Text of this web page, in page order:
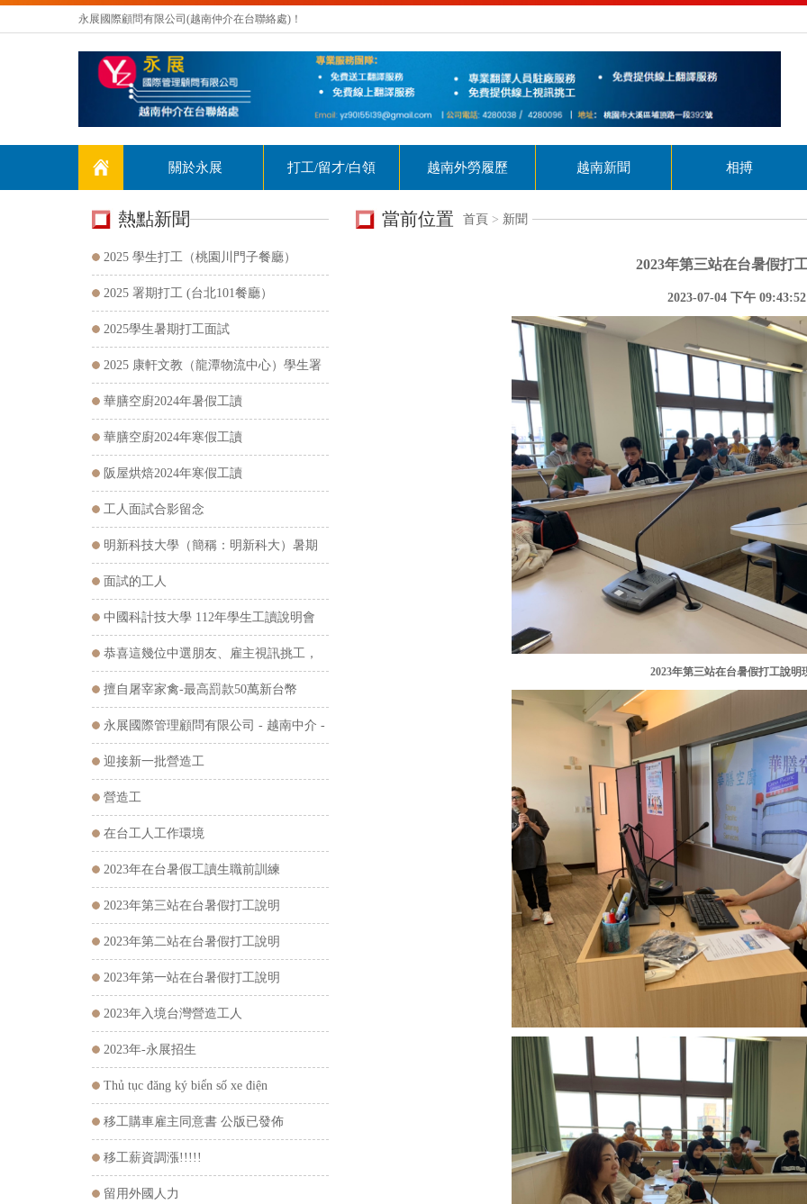
永展國際顧問有限公司(越南仲介在台聯絡處)！
關於永展 打工/留才/白領 越南外勞履歷 越南新聞 相搏
當前位置 首頁 > 新聞
2023年第三站在台暑假打
2023-07-04 下午 09:43:52
2023年第三站在台暑假打工說明
熱點新聞
2025 學生打工（桃園川門子餐廳）
2025 署期打工 (台北101餐廳）
2025學生暑期打工面試
2025 康軒文教（龍潭物流中心）學生署
期打工
華膳空廚2024年暑假工讀
華膳空廚2024年寒假工讀
阪屋烘焙2024年寒假工讀
工人面試合影留念
明新科技大學（簡稱：明新科大）暑期
工讀說明會
面試的工人
中國科計技大學 112年學生工讀說明會
恭喜這幾位中選朋友、雇主視訊挑工，
預祝在台工作順利
擅自屠宰家禽-最高罰款50萬新台幣
永展國際管理顧問有限公司 - 越南中介 -
翻譯據點
迎接新一批營造工
營造工
在台工人工作環境
2023年在台暑假工讀生職前訓練
2023年第三站在台暑假打工說明
2023年第二站在台暑假打工說明
2023年第一站在台暑假打工說明
2023年入境台灣營造工人
2023年-永展招生
Thủ tục đăng ký biển số xe điện
移工購車雇主同意書 公版已發佈
移工薪資調漲!!!!!
留用外國人力